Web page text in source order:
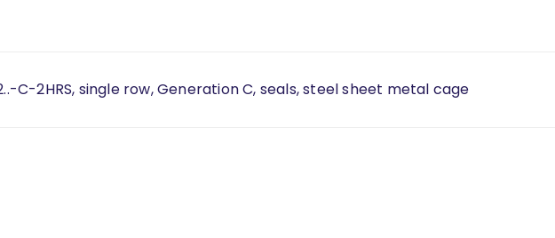
C-2HRS, single row, Generation C, seals, steel sheet metal cage